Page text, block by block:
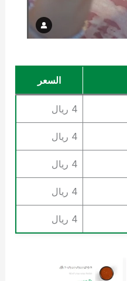
السعر
4 ريال
4 ريال
4 ريال
4 ريال
4 ريال